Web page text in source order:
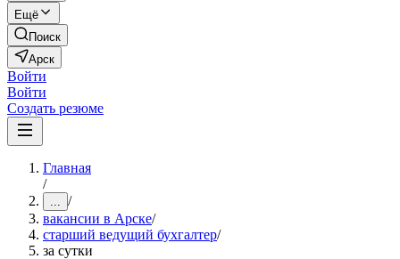
Ещё
Поиск
Арск
Войти
Войти
Создать резюме
Главная
/
... /
вакансии в Арске/
старший ведущий бухгалтер/
за сутки